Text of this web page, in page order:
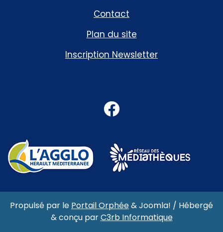
Contact
Plan du site
Inscription Newsletter
Propulsé par le Portail Orphée&Joomla! / Hébergé
& conçu parC3rb Informatique